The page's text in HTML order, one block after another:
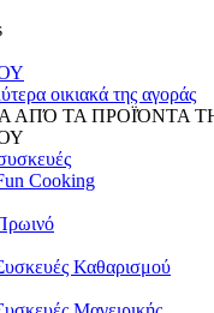
οικιακά της αγοράς
ΑΠΌ ΤΑ ΠΡΟΪΌΝΤΑ
Cooking
Καθαρισμού